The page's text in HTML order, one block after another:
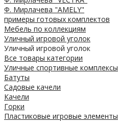
Ф. Мирлачева "AMELY"
примеры готовых комплектов
Мебель по коллекциям
Уличный игровой уголок
Уличный игровой уголок
Все товары категории
Уличные спортивные комплексы
Батуты
Садовые качели
Качели
Горки
Пластиковые игровые элементы